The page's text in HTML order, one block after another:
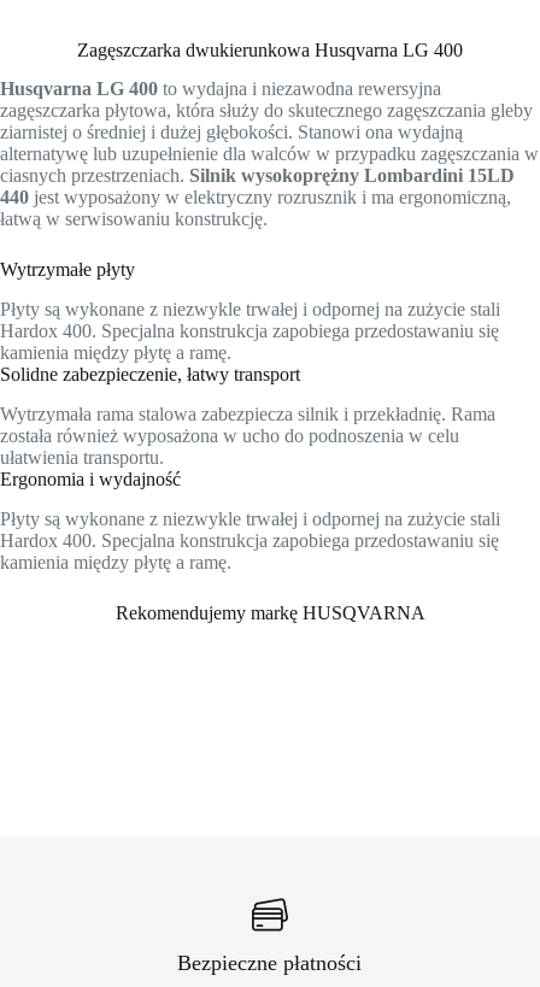
Zagęszczarka dwukierunkowa Husqvarna LG 400
Husqvarna LG 400 to wydajna i niezawodna rewersyjna
zagęszczarka płytowa, która służy do skutecznego zagęszczania gleby
ziarnistej o średniej i dużej głębokości. Stanowi ona wydajną
alternatywę lub uzupełnienie dla walców w przypadku zagęszczania w
ciasnych przestrzeniach. Silnik wysokoprężny Lombardini 15LD
440 jest wyposażony w elektryczny rozrusznik i ma ergonomiczną,
łatwą w serwisowaniu konstrukcję.
Wytrzymałe płyty
Płyty są wykonane z niezwykle trwałej i odpornej na zużycie stali
Hardox 400. Specjalna konstrukcja zapobiega przedostawaniu się
kamienia między płytę a ramę.
Solidne zabezpieczenie, łatwy transport
Wytrzymała rama stalowa zabezpiecza silnik i przekładnię. Rama
została również wyposażona w ucho do podnoszenia w celu
ułatwienia transportu.
Ergonomia i wydajność
Płyty są wykonane z niezwykle trwałej i odpornej na zużycie stali
Hardox 400. Specjalna konstrukcja zapobiega przedostawaniu się
kamienia między płytę a ramę.
Rekomendujemy markę HUSQVARNA
Bezpieczne płatności